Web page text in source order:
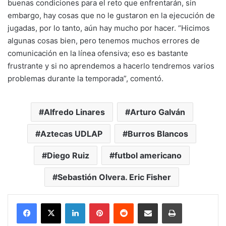
buenas condiciones para el reto que enfrentarán, sin
embargo, hay cosas que no le gustaron en la ejecución de
jugadas, por lo tanto, aún hay mucho por hacer. “Hicimos
algunas cosas bien, pero tenemos muchos errores de
comunicación en la línea ofensiva; eso es bastante
frustrante y si no aprendemos a hacerlo tendremos varios
problemas durante la temporada”, comentó.
Alfredo Linares Arturo Galván
Aztecas UDLAP Burros Blancos
Diego Ruiz futbol americano
Sebastión Olvera. Eric Fisher
LinkedInPinterestReddit Share via Email Print